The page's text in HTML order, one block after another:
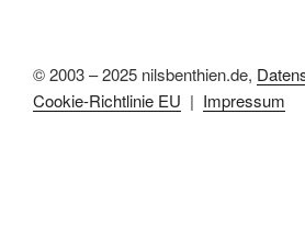
© 2003 – 2025 nilsbenthien.de,
Cookie-Richtlinie EU | Impressum